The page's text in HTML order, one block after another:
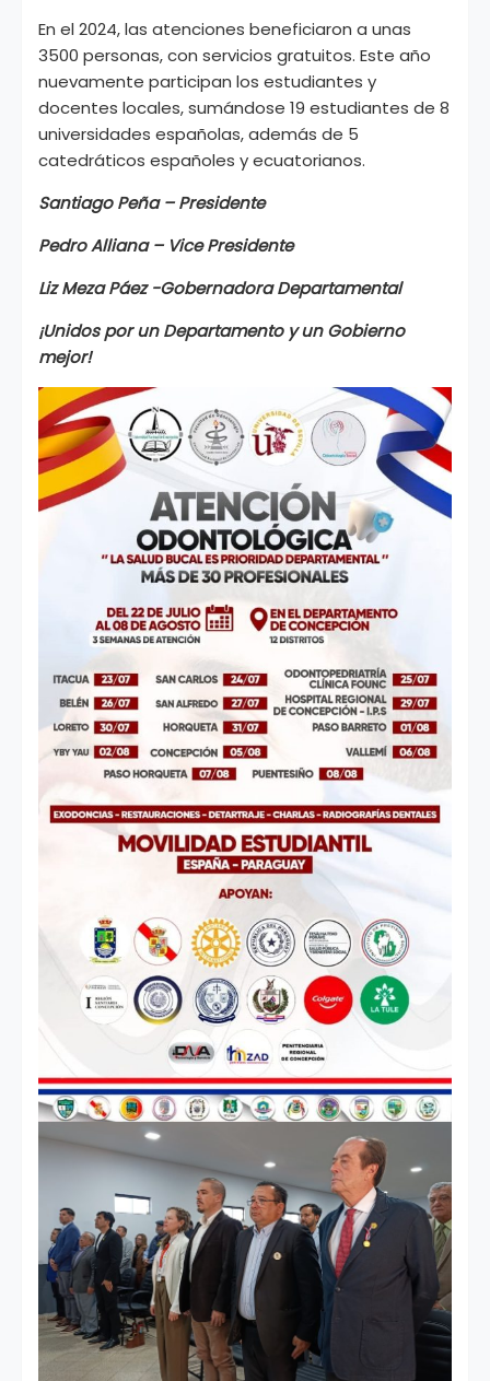
En el 2024, las atenciones beneficiaron a unas
3500 personas, con servicios gratuitos. Este año
nuevamente participan los estudiantes y
docentes locales, sumándose 19 estudiantes de 8
universidades españolas, además de 5
catedráticos españoles y ecuatorianos.
Santiago Peña – Presidente
Pedro Alliana – Vice Presidente
Liz Meza Páez -Gobernadora Departamental
¡Unidos por un Departamento y un Gobierno
mejor!